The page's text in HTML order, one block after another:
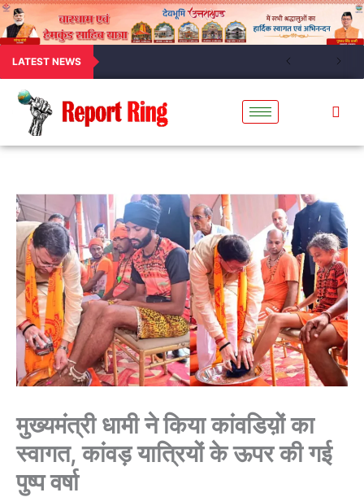
LATEST NEWS
मुख्यमंत्री धामी ने किया कांवडिय़ों का
स्वागत, कांवड़ यात्रियों के ऊपर की गई
पुष्प वर्षा